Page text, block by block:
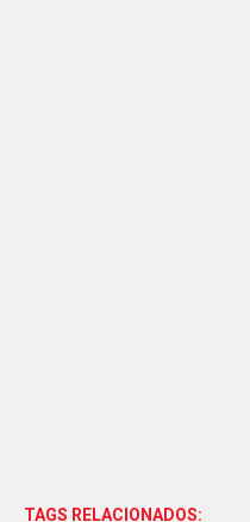
TAGS RELACIONADOS: